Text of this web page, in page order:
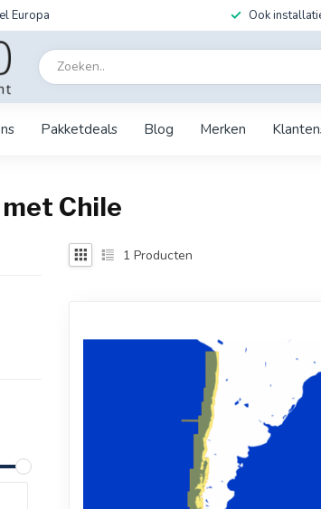
Europa Ook
Pakketdeals Blog Merken
Chile
1 Producten